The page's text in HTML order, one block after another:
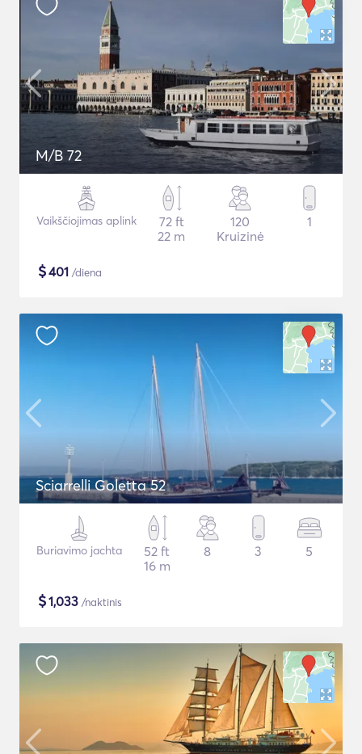
M/B 72
Vaikščiojimas aplink
72 ft
22 m
120
Kruizinė
1
$401 /diena
Sciarrelli Goletta 52
Buriavimo jachta
52 ft
16 m
8 3 5
$1,033 /naktinis